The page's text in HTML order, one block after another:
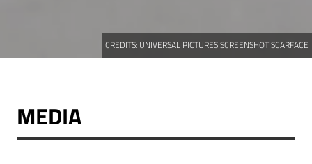
CREDITS: UNIVERSAL PICTURES SCREENSHOT SCARFACE
MEDIA